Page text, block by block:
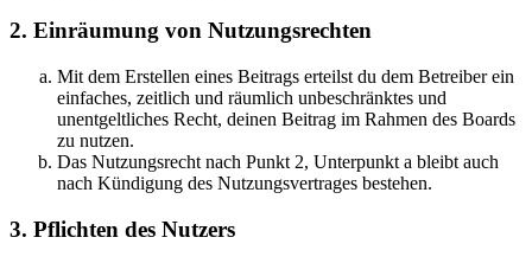
2. Einräumung von Nutzungsrechten
Mit dem Erstellen eines Beitrags erteilst du dem Betreiber ein
einfaches, zeitlich und räumlich unbeschränktes und
unentgeltliches Recht, deinen Beitrag im Rahmen des Boards
zu nutzen.
Das Nutzungsrecht nach Punkt 2, Unterpunkt a bleibt auch
nach Kündigung des Nutzungsvertrages bestehen.
3. Pflichten des Nutzers